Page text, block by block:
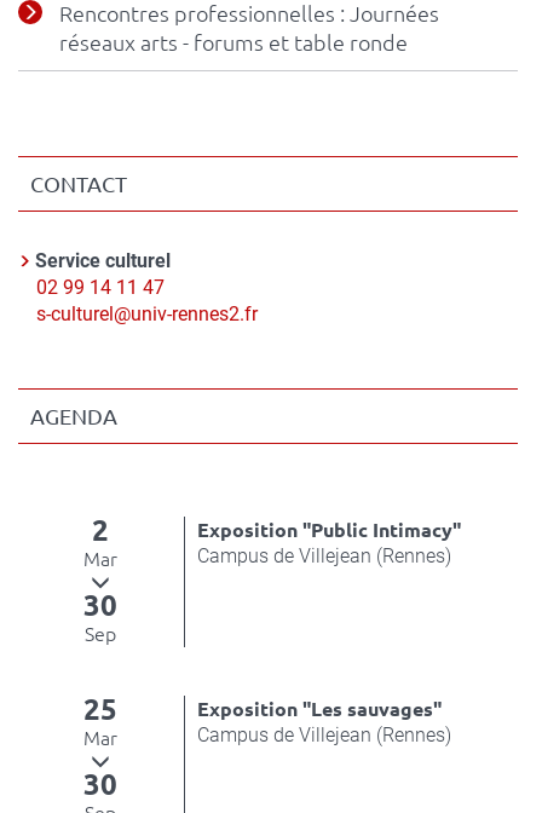
Rencontres professionnelles : Journées
réseaux arts - forums et table ronde
CONTACT
Nom
du
Service culturel
Téléphone
02 99 14 11 47
Courriel
s-culturel@univ-rennes2.fr
AGENDA
2
Mar
30
Sep
Exposition "Public Intimacy"
Campus de Villejean (Rennes)
25
Mar
30
Exposition "Les sauvages"
Campus de Villejean (Rennes)